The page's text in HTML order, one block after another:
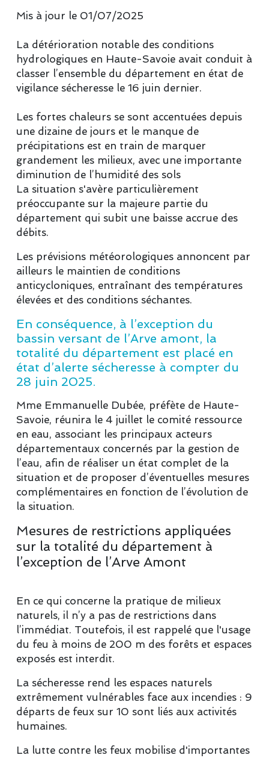
Mis à jour le 01/07/2025
La détérioration notable des conditions
hydrologiques en Haute-Savoie avait conduit à
classer l’ensemble du département en état de
vigilance sécheresse le 16 juin dernier.
Les fortes chaleurs se sont accentuées depuis
une dizaine de jours et le manque de
précipitations est en train de marquer
grandement les milieux, avec une importante
diminution de l’humidité des sols
La situation s'avère particulièrement
préoccupante sur la majeure partie du
département qui subit une baisse accrue des
débits.
Les prévisions météorologiques annoncent par
ailleurs le maintien de conditions
anticycloniques, entraînant des températures
élevées et des conditions séchantes.
En conséquence, à l’exception du
bassin versant de l’Arve amont, la
totalité du département est placé en
état d’alerte sécheresse à compter du
28 juin 2025.
Mme Emmanuelle Dubée, préfète de Haute-
Savoie, réunira le 4 juillet le comité ressource
en eau, associant les principaux acteurs
départementaux concernés par la gestion de
l’eau, afin de réaliser un état complet de la
situation et de proposer d’éventuelles mesures
complémentaires en fonction de l’évolution de
la situation.
Mesures de restrictions appliquées
sur la totalité du département à
l’exception de l’Arve Amont
En ce qui concerne la pratique de milieux
naturels, il n’y a pas de restrictions dans
l’immédiat. Toutefois, il est rappelé que l'usage
du feu à moins de 200 m des forêts et espaces
exposés est interdit.
La sécheresse rend les espaces naturels
extrêmement vulnérables face aux incendies : 9
départs de feux sur 10 sont liés aux activités
humaines.
La lutte contre les feux mobilise d'importantes